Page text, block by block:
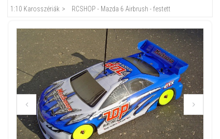
1:10 Karosszériák
RCSHOP - Mazda 6 Airbrush - festett